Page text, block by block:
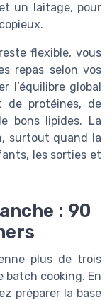
un laitage, pour
flexible, vous
repas selon vos
l’équilibre global
de protéines, de
bons lipides. La
surtout quand la
les sorties et
: 90
plus de trois
batch cooking. En
préparer la base